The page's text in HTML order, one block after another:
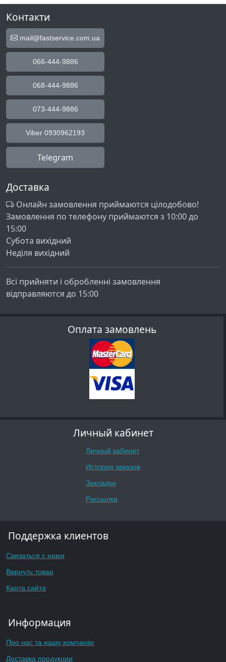
Контакти
mail@fastservice.com.ua
066-444-9886
068-444-9886
073-444-9886
Viber 0930962193
Telegram
Доставка
Онлайн замовлення приймаются цілодобово!
Замовлення по телефону приймаются з 10:00 до
15:00
Субота вихідний
Неділя вихідний
Всі прийняти і обробленні замовлення
відправляются до 15:00
Оплата замовлень
Личный кабинет
Личный кабинет
История заказов
Закладки
Рассылка
Поддержка клиентов
Связаться с нами
Вернуть товар
Карта сайта
Информация
Про нас та нашу компанію
Доставка продукции